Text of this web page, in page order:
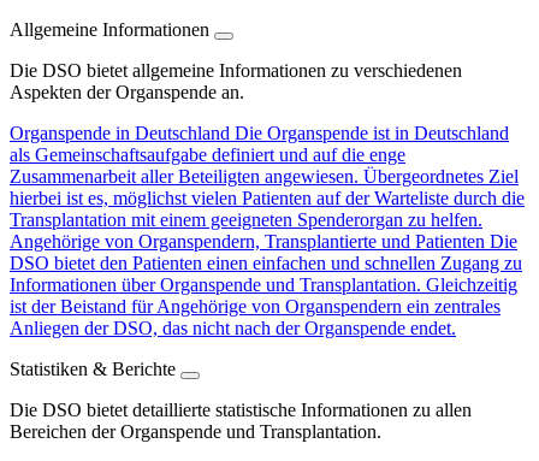
Allgemeine Informationen
Die DSO bietet allgemeine Informationen zu verschiedenen
Aspekten der Organspende an.
Organspende in Deutschland Die Organspende ist in Deutschland
als Gemeinschaftsaufgabe definiert und auf die enge
Zusammenarbeit aller Beteiligten angewiesen. Übergeordnetes Ziel
hierbei ist es, möglichst vielen Patienten auf der Warteliste durch die
Transplantation mit einem geeigneten Spenderorgan zu helfen.
Angehörige von Organspendern, Transplantierte und Patienten Die
DSO bietet den Patienten einen einfachen und schnellen Zugang zu
Informationen über Organspende und Transplantation. Gleichzeitig
ist der Beistand für Angehörige von Organspendern ein zentrales
Anliegen der DSO, das nicht nach der Organspende endet.
Statistiken & Berichte
Die DSO bietet detaillierte statistische Informationen zu allen
Bereichen der Organspende und Transplantation.